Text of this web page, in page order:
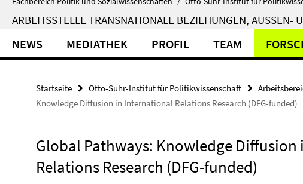
ARBEITSSTELLE TRANSNATIONALE BEZIEHUNGEN, AUSSEN-
NEWS MEDIATHEK PROFIL TEAM
Startseite Otto-Suhr-Institut für Politikwissenschaft
Knowledge Diffusion in International Relations Research (DFG-funded)
Global Pathways: Knowledge
Relations Research (DFG-funded)